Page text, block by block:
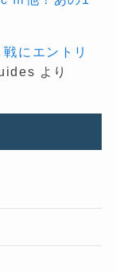
にエントリ
より